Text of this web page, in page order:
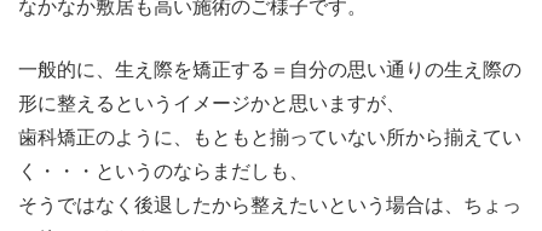
なかなか敷居も高い施術のご様子です。
一般的に、生え際を矯正する＝自分の思い通りの生え際の
形に整えるというイメージかと思いますが、
歯科矯正のように、もともと揃っていない所から揃えてい
く・・・というのならまだしも、
そうではなく後退したから整えたいという場合は、ちょっ